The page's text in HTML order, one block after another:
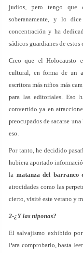
judíos, pero tengo que
soberanamente, y lo
concentración y ha
sádicos guardianes de estos
Creo que el Holocausto
cultural, en forma de un
escritora más niños más
para las editoriales. Eso
convertido ya en
preocupados de sacarse
eso.
Por tanto, he decidido
hubiera aportado
la matanza del barranco
atrocidades como las
cierto, visité este verano y
2-¿Y las niponas?
El salvajismo exhibido
Para comprobarlo, basta